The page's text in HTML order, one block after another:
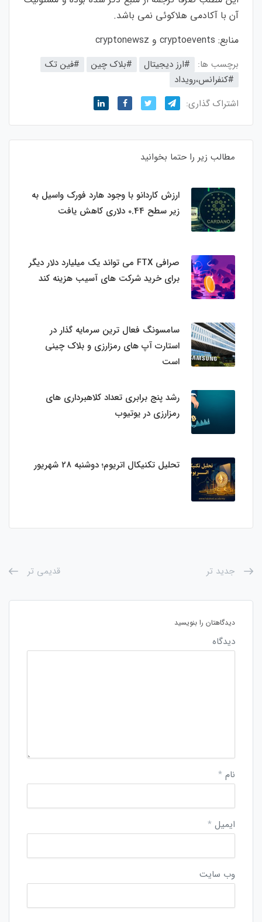
آن با آکادمی هلاکوئی نمی باشد.
منابع: cryptoevents و cryptonewsz
برچسب ها: #ارز‌ دیجیتال #بلاک‌ چین
#فین تک
#کنفرانس،رویداد
اشتراک گذاری:
مطالب زیر را حتما بخوانید
ارزش کاردانو با وجود هارد فورک واسیل به
زیر سطح 0.44 دلاری کاهش یافت
صرافی FTX می تواند یک میلیارد دلار دیگر
برای خرید شرکت های آسیب هزینه کند
سامسونگ فعال‌ ترین سرمایه‌ گذار در
استارت‌ آپ‌ های رمزارزی و بلاک چینی
است
رشد پنج برابری تعداد کلاهبرداری های
رمزارزی در یوتیوب
تحلیل تکنیکال اتریوم؛ دوشنبه 28 شهریور
جدید تر قدیمی تر
دیدگاهتان را بنویسید
دیدگاه
نام *
ایمیل *
وب‌ سایت